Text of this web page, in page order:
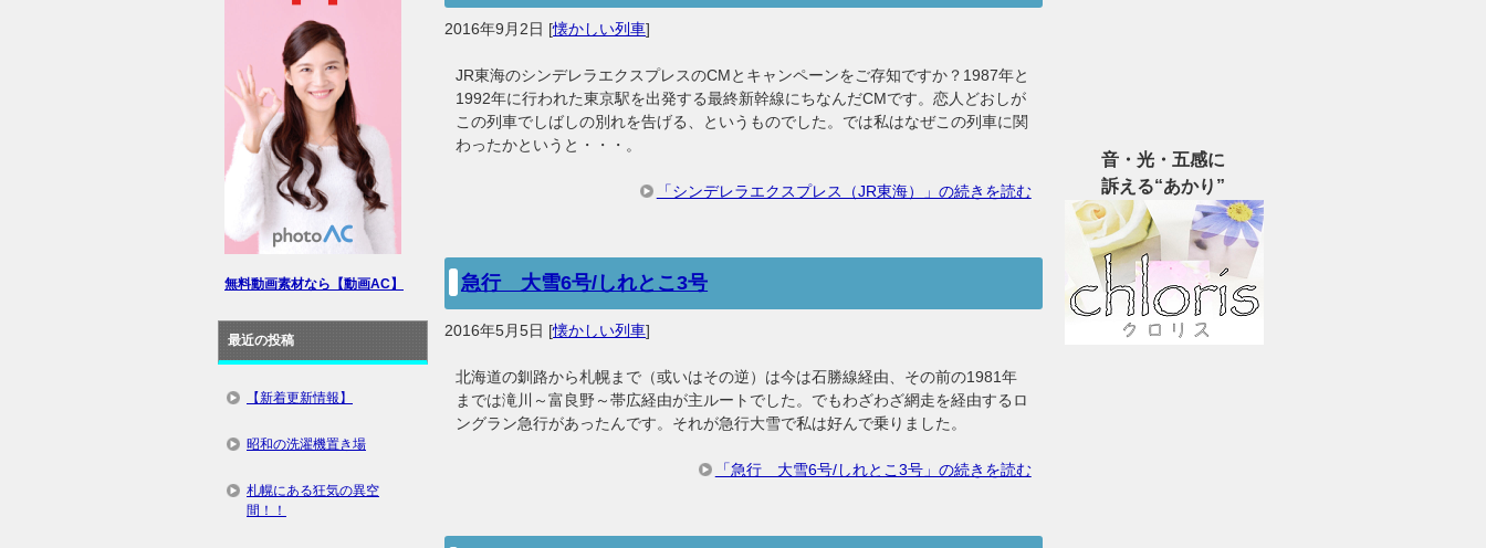
2016年9月2日 [懐かしい列車]
JR東海のシンデレラエクスプレスのCMとキャンペーンをご存知ですか？1987年と
1992年に行われた東京駅を出発する最終新幹線にちなんだCMです。恋人どおしが
この列車でしばしの別れを告げる、というものでした。では私はなぜこの列車に関
わったかというと・・・。
「シンデレラエクスプレス（JR東海）」の続きを読む
急行 大雪6号/しれとこ3号
2016年5月5日 [懐かしい列車]
北海道の釧路から札幌まで（或いはその逆）は今は石勝線経由、その前の1981年
までは滝川～富良野～帯広経由が主ルートでした。でもわざわざ網走を経由するロ
ングラン急行があったんです。それが急行大雪で私は好んで乗りました。
「急行 大雪6号/しれとこ3号」の続きを読む
無料動画素材なら【動画AC】
最近の投稿
【新着更新情報】
昭和の洗濯機置き場
札幌にある狂気の異空
間！！
音・光・五感に
訴える“あかり”